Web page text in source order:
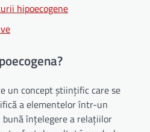
hipoecogene
un concept științific care se
a elementelor într-un
înțelegere a relațiilor